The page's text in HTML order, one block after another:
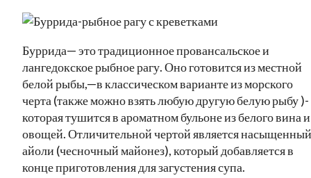
Буррида— это традиционное провансальское и
лангедокское рыбное рагу. Оно готовится из местной
белой рыбы,—в классическом варианте из морского
черта (также можно взять любую другую белую рыбу )-
которая тушится в ароматном бульоне из белого вина и
овощей. Отличительной чертой является насыщенный
айоли (чесночный майонез), который добавляется в
конце приготовления для загустения супа.